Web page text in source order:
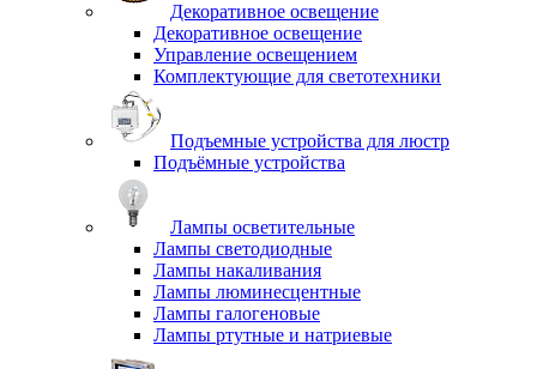
Декоративное освещение
Декоративное освещение
Управление освещением
Комплектующие для светотехники
Подъемные устройства для люстр
Подъёмные устройства
Лампы осветительные
Лампы светодиодные
Лампы накаливания
Лампы люминесцентные
Лампы галогеновые
Лампы ртутные и натриевые